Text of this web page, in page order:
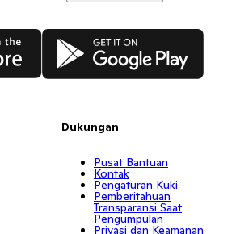
Google Play
Dukungan
Pusat Bantuan
Kontak
Pengaturan Kuki
Pemberitahuan
Transparansi Saat
Pengumpulan
Privasi dan Keamanan